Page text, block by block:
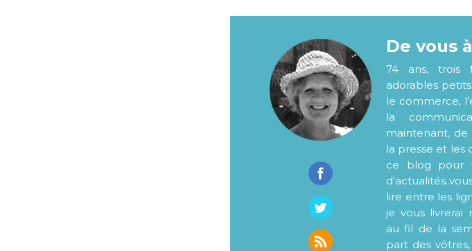
De vous
74 ans, trois
adorables
le commerce,
la
maintenant, de
la presse et les
ce blog pour
lire entre les
je vous livrerai
au fil de la
part des